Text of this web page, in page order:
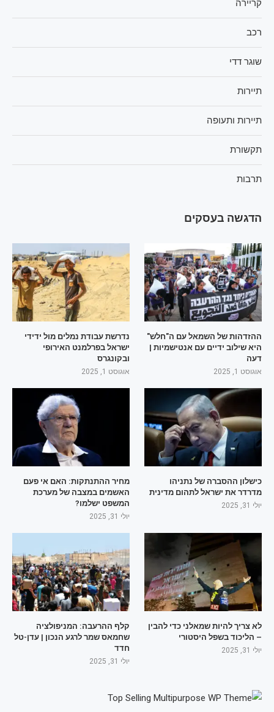
קריירה
רכב
שוגר דדי
תיירות
תיירות ותעופה
תקשורת
תרבות
הדגשה בעסקים
ההזדהות של השמאל עם ה"חלש"
היא שילוב ידיים עם אנטישמיות |
דעה
אוגוסט 1, 2025
נדרשת עבודת נמלים מול ידידי
ישראל בפרלמנט האירופי
ובקונגרס
אוגוסט 1, 2025
כישלון ההסברה של נתניהו
מדרדר את ישראל לתהום מדינית
יולי 31, 2025
מחיר ההתנתקות: האם אי פעם
האשמים במצבה של מערכת
המשפט ישלמו?
יולי 31, 2025
לא צריך להיות שמאלני כדי להבין
– הליכוד בשפל היסטורי
יולי 31, 2025
קלף ההרעבה: המניפולציה
שחמאס שמר לרגע הנכון | עדן-טל
חדד
יולי 31, 2025